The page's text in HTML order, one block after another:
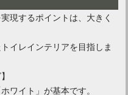
現するポイントは、大きく
イレインテリアを目指しま
ワイト」が基本です。